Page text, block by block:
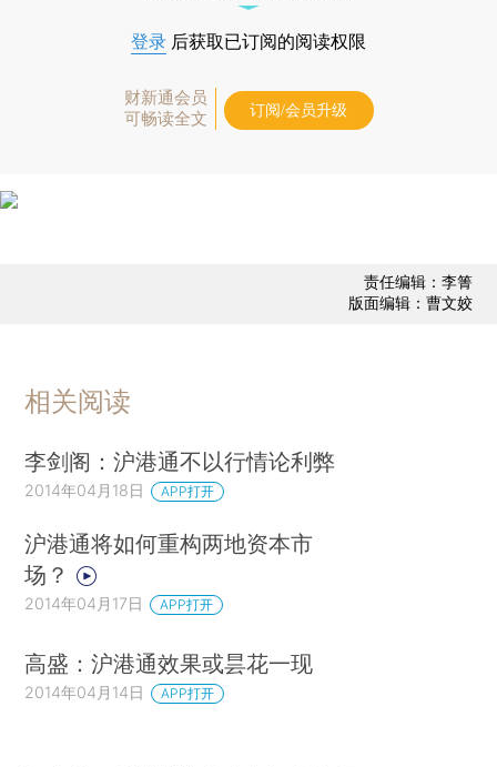
登录 后获取已订阅的阅读权限
财新通会员
可畅读全文
订阅/会员升级
责任编辑：李箐
版面编辑：曹文姣
相关阅读
李剑阁：沪港通不以行情论利弊
2014年04月18日 APP打开
沪港通将如何重构两地资本市
场？
2014年04月17日 APP打开
高盛：沪港通效果或昙花一现
2014年04月14日 APP打开